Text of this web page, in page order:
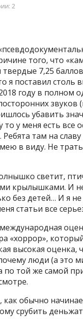
2
того, что
7,25
я поставил столь
году в полном
звуков
убавить
у меня есть все
там на
в виду. Не
светит,
крылышками. И не
без детей… И я
статьи все
«хоррор»,
высокая оценка,
люди (а это
той же самой
обычно
срубить